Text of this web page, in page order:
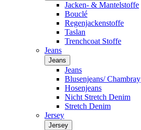
Jacken- & Mantelstoffe
Bouclé
Regenjackenstoffe
Taslan
Trenchcoat Stoffe
Jeans
Jeans
Jeans
Blusenjeans/ Chambray
Hosenjeans
Nicht Stretch Denim
Stretch Denim
Jersey
Jersey